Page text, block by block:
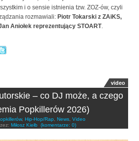
i o sensie istnienia tzw. ZOZ-ów, czyli
rozmawiali: Piotr Tokarski z ZAiKS,
Aniołek reprezentujący STOART.
video
– co DJ może, a czego
Popkillerów 2026)
, Hip-Hop/Rap, News, Video
Miłosz Kiełb (komentarze: 0)